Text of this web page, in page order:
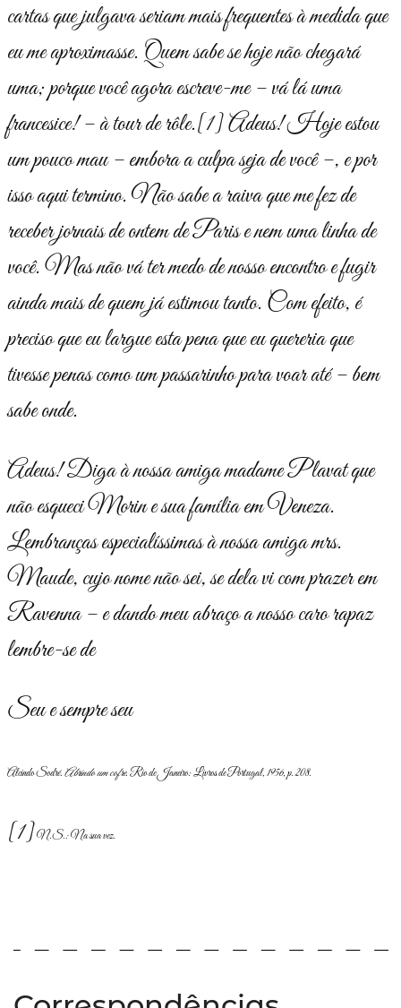
cartas que julgava seriam mais frequentes à medida que
eu me aproximasse. Quem sabe se hoje não chegará
uma; porque você agora escreve-me – vá lá uma
francesice! – à tour de rôle.[1]Adeus! Hoje estou
um pouco mau – embora a culpa seja de você –, e por
isso aqui termino. Não sabe a raiva que me fez de
receber jornais de ontem de Paris e nem uma linha de
você. Mas não vá ter medo de nosso encontro e fugir
ainda mais de quem já estimou tanto. Com efeito, é
preciso que eu largue esta pena que eu quereria que
tivesse penas como um pas­sarinho para voar até – bem
sabe onde.
Adeus! Diga à nossa amiga madame Plavat que
não esqueci Morin e sua fa­mília em Veneza.
Lembranças especialíssimas à nossa amiga mrs.
Maude, cujo nome não sei, se dela vi com prazer em
Ravenna – e dando meu abraço a nosso caro rapaz
lembre-se de
Seu e sempre seu
Alcindo Sodré.Abrindo um cofre. Rio de Janeiro: Livros de Portugal, 1956, p. 208.
[1]N.S.: Na sua vez.